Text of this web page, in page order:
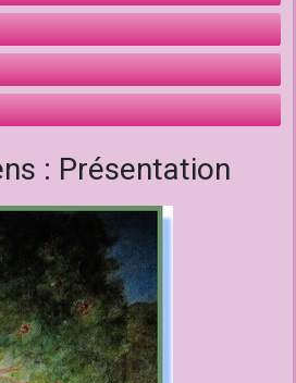
: Présentation